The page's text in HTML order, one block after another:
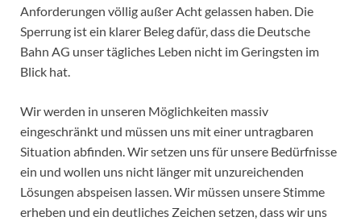
Anforderungen völlig außer Acht gelassen haben. Die
Sperrung ist ein klarer Beleg dafür, dass die Deutsche
Bahn AG unser tägliches Leben nicht im Geringsten im
Blick hat.
Wir werden in unseren Möglichkeiten massiv
eingeschränkt und müssen uns mit einer untragbaren
Situation abfinden. Wir setzen uns für unsere Bedürfnisse
ein und wollen uns nicht länger mit unzureichenden
Lösungen abspeisen lassen. Wir müssen unsere Stimme
erheben und ein deutliches Zeichen setzen, dass wir uns